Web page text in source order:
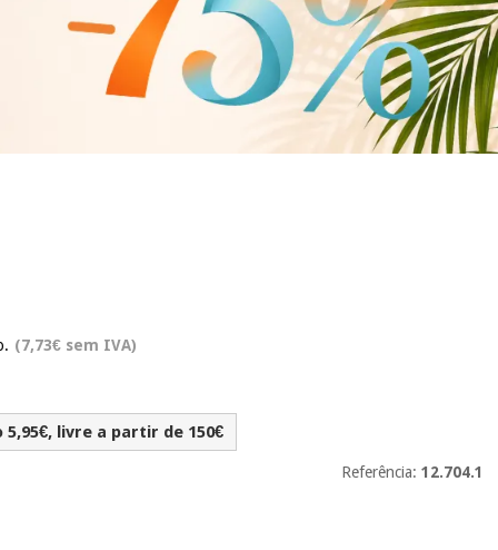
(7,73€ sem IVA)
5,95€, livre a partir de 150€
Referência: 12.704.1